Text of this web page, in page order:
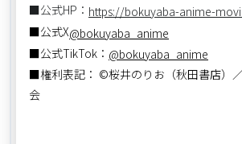
■公式HP： https://bokuyaba-anime-
■公式X@bokuyaba_anime
■公式TikTok： @bokuyaba_anime
■権利表記： ©桜井のりお（秋田書店）
会